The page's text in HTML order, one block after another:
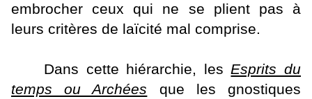
embrocher ceux qui ne se plient pas à
leurs critères de laïcité mal comprise.
Dans cette hiérarchie, lesEsprits du
temps ou Archées que les gnostiques